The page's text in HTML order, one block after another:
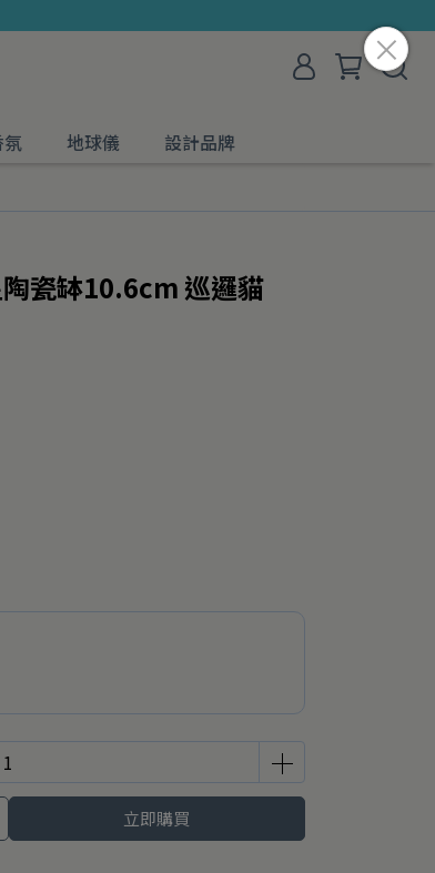
地球儀 設計品牌
瓷缽10.6cm 巡邏貓
立即購買